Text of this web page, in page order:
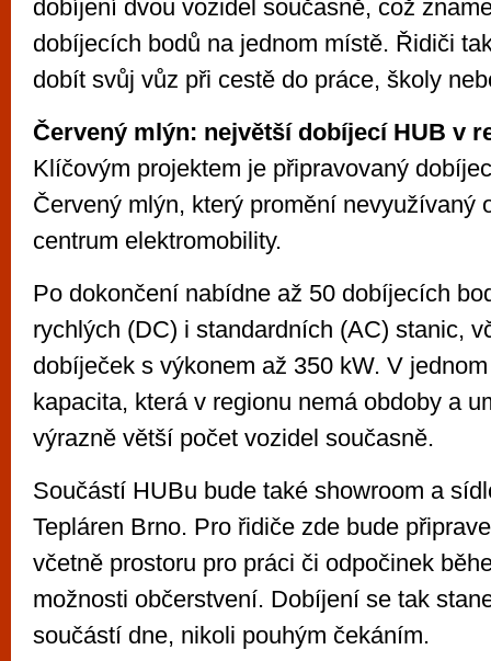
dobíjení dvou vozidel současně, což
dobíjecích bodů na jednom místě. Řidiči
dobít svůj vůz při cestě do práce, školy
Červený mlýn: největší dobíjecí HUB v
Klíčovým projektem je připravovaný
Červený mlýn, který promění nevyužívaný
centrum elektromobility.
Po dokončení nabídne až 50 dobíjecích
rychlých (DC) i standardních (AC) stanic,
dobíječek s výkonem až 350 kW. V
kapacita, která v regionu nemá obdoby a
výrazně větší počet vozidel současně.
Součástí HUBu bude také showroom a
Tepláren Brno. Pro řidiče zde bude
včetně prostoru pro práci či odpočinek
možnosti občerstvení. Dobíjení se tak
součástí dne, nikoli pouhým čekáním.